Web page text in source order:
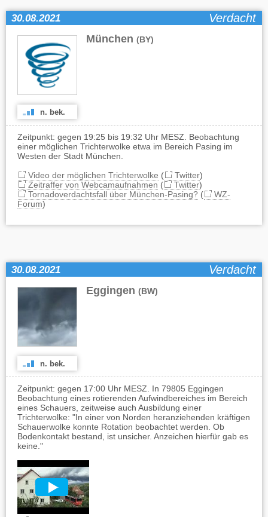
30.08.2021 Verdacht
München (BY)
n. bek.
Zeitpunkt: gegen 19:25 bis 19:32 Uhr MESZ. Beobachtung
einer möglichen Trichterwolke etwa im Bereich Pasing im
Westen der Stadt München.
Video der möglichen Trichterwolke ( Twitter)
Zeitraffer von Webcamaufnahmen ( Twitter)
Tornadoverdachtsfall über München-Pasing?(
WZ-
Forum)
30.08.2021 Verdacht
Eggingen (BW)
n. bek.
Zeitpunkt: gegen 17:00 Uhr MESZ. In 79805 Eggingen
Beobachtung eines rotierenden Aufwindbereiches im Bereich
eines Schauers, zeitweise auch Ausbildung einer
Trichterwolke: "In einer von Norden heranziehenden kräftigen
Schauerwolke konnte Rotation beobachtet werden. Ob
Bodenkontakt bestand, ist unsicher. Anzeichen hierfür gab es
keine."